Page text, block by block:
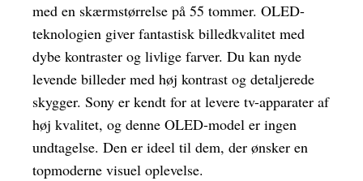
med en skærmstørrelse på 55 tommer. OLED-
teknologien giver fantastisk billedkvalitet med
dybe kontraster og livlige farver. Du kan nyde
levende billeder med høj kontrast og detaljerede
skygger. Sony er kendt for at levere tv-apparater af
høj kvalitet, og denne OLED-model er ingen
undtagelse. Den er ideel til dem, der ønsker en
topmoderne visuel oplevelse.